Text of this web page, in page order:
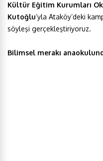
Kültür Eğitim Kurumları
Kutoğlu’yla Ataköy’deki
söyleşi gerçekleştiriyoruz.
Bilimsel merakı